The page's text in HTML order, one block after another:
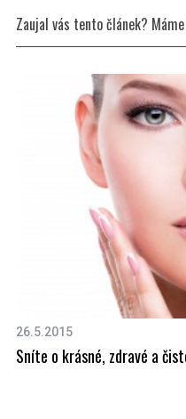
Zaujal vás tento článek?
26.5.2015
Sníte o krásné, zdravé a